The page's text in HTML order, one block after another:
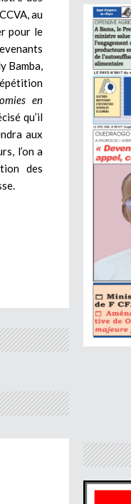
au
pour le
Bamba,
en
qu’il
aux
l’on a
des